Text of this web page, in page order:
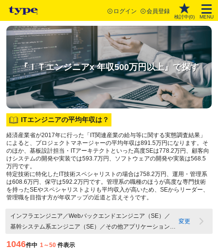
ログイン 会員登録
検討中(0) MENU
『ＩＴエンジニアx 年収500万円以上』で探す
ITエンジニアの平均年収は？
経済産業省が2017年に行った「IT関連産業の給与等に関する実態調査結果」
によると、プロジェクトマネージャーの平均年収は891.5万円になります。そ
のほか、基板設計担当・ITアーキテクトといった高度SEは778.2万円、顧客向
けシステムの開発や実装では593.7万円、ソフトウェアの開発や実装は568.5
万円です。
特定技術に特化したIT技術スペシャリストの場合は758.2万円、運用・管理系
は608.6万円、保守は592.2万円です。管理系の職種のほうが高度な専門技術
を持ったSEやスペシャリストよりも平均収入が高いため、SEからリーダー、
管理職を目指す方が年収アップの近道と言えそうです。
インフラエンジニア／Webバックエンドエンジニア（SE）／
基幹システム系エンジニア（SE）／その他アプリケーション開
変更
1046件中 1～50 件表示